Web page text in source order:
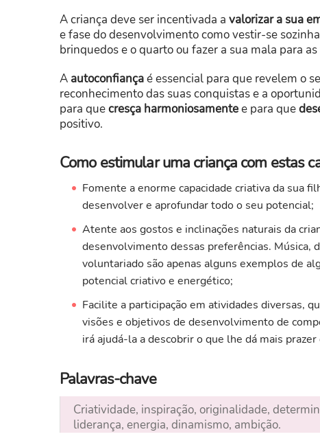
A criança deve ser incentivada a valorizar a sua
e fase do desenvolvimento como vestir-se
brinquedos e o quarto ou fazer a sua mala para as
A autoconfiançaé essencial para que revelem o
reconhecimento das suas conquistas e a
para quecresça harmoniosamentee para que
positivo.
Como estimular uma criança com estas
Fomente a enorme capacidade criativa da sua
desenvolver e aprofundar todo o seu potencial;
Atente aos gostos e inclinações naturais da
desenvolvimento dessas preferências. Música,
voluntariado são apenas alguns exemplos de
potencial criativo e energético;
Facilite a participação em atividades diversas,
visões e objetivos de desenvolvimento de
irá ajudá-la a descobrir o que lhe dá mais
Palavras-chave
Criatividade, inspiração, originalidade,
liderança, energia, dinamismo, ambição.